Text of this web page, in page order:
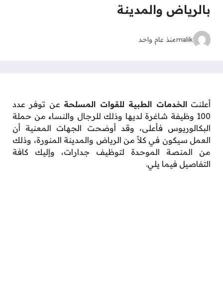
بالرياض والمدينة
malikمنذ عام واحد
أعلنتالخدمات الطبية للقوات المسلحة عن توفر عدد
100 وظيفة شاغرة لديها وذلك للرجال والنساء من حملة
البكالوريوس فأعلى، وقد أوضحت الجهات المعنية أن
العمل سيكون في كلاً من الرياض والمدينة المنورة، وذلك
من المنصة الموحدة لتوظيف جدارات، وإليك كافة
التفاصيل فيما يلي.